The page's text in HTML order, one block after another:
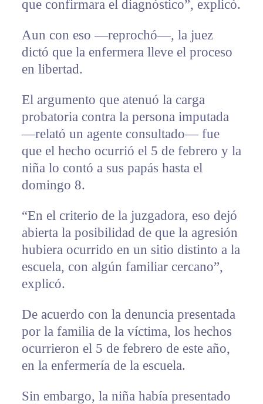
que confirmara el diagnóstico”, explicó.
Aun con eso —reprochó—, la juez
dictó que la enfermera lleve el proceso
en libertad.
El argumento que atenuó la carga
probatoria contra la persona imputada
—relató un agente consultado— fue
que el hecho ocurrió el 5 de febrero y la
niña lo contó a sus papás hasta el
domingo 8.
“En el criterio de la juzgadora, eso dejó
abierta la posibilidad de que la agresión
hubiera ocurrido en un sitio distinto a la
escuela, con algún familiar cercano”,
explicó.
De acuerdo con la denuncia presentada
por la familia de la víctima, los hechos
ocurrieron el 5 de febrero de este año,
en la enfermería de la escuela.
Sin embargo, la niña había presentado